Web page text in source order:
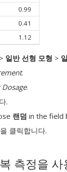
0.99
0.41
1.12
> 일반 선형 모형 >
.
.
.
랜덤 in the field
을 클릭합니다.
측정을